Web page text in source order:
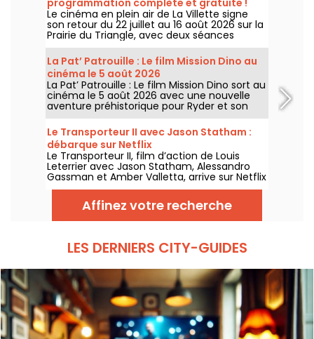
Le cinéma en plein air de La Villette signe
son retour du 22 juillet au 16 août 2026 sur la
Prairie du Triangle, avec deux séances
gratuites par jour, à 18h et 21h. Pour cette
35e édition, le festival met à l’honneur le
thème “L’appel de la forêt”. Découvrez la
programmation complète et gratuite !
La Pat’ Patrouille : Le film Mission Dino au
cinéma le 5 août 2026
La Pat’ Patrouille : Le film Mission Dino sort au
cinéma le 5 août 2026 avec une nouvelle
aventure préhistorique pour Ryder et son
équipe.
Le Transporteur II avec Jason Statham :
débarque sur Netflix
Le Transporteur II, film d’action de Louis
Leterrier avec Jason Statham, Alessandro
Gassman et Amber Valletta, arrive sur Netflix
le 29 juillet 2026.
Affinez votre recherche
LES DERNIERS CITY-GUIDES